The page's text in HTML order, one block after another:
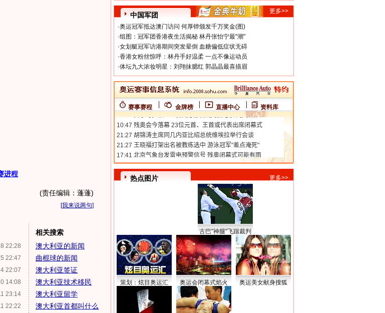
进程
(责任编辑：蓬蓬)
[我来说两句]
22:28
22:47
22:07
14:08
23:14
22:22
相关搜索
澳大利亚的新闻
曲棍球的新闻
澳大利亚签证
澳大利亚技术移民
澳大利亚留学
澳大利亚首都叫什么
中国军团
更多>>
·奥运冠军抵达澳门访问 何厚铧颁发千万奖金(图)
·组图：冠军团香港夜生活揭秘 林丹张怡宁最"潮"
·女划艇冠军访港期间突发晕倒 血糖偏低症状无碍
·香港女粉丝惊呼：林丹手好温柔 一点不像运动员
·体坛九大浓妆明星：刘翔抹腮红 郭晶晶最喜描眉
赛事赛程 金牌榜 直播中心 资料库
热点图片 更多>>
古巴"神腿"飞踹裁判
策划：炫目奥运汇 奥运会闭幕式焰火 奥运美女献身搜狐